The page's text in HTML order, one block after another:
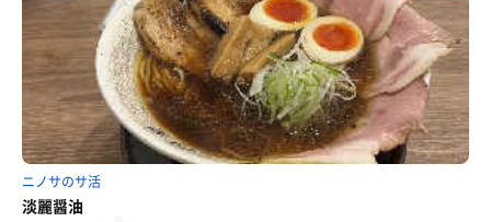
ニノサのサ活
淡麗醤油